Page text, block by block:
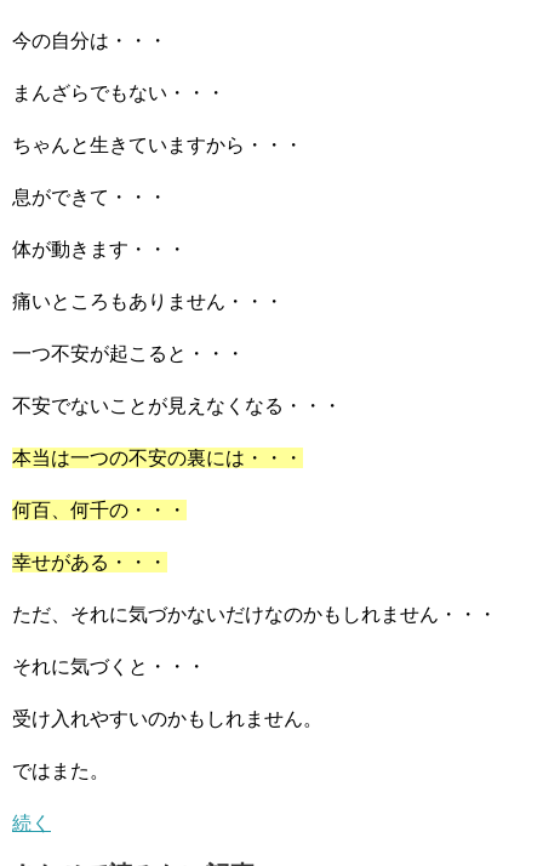
今の自分は・・・
まんざらでもない・・・
ちゃんと生きていますから・・・
息ができて・・・
体が動きます・・・
痛いところもありません・・・
一つ不安が起こると・・・
不安でないことが見えなくなる・・・
本当は一つの不安の裏には・・・
何百、何千の・・・
幸せがある・・・
ただ、それに気づかないだけなのかもしれません・・・
それに気づくと・・・
受け入れやすいのかもしれません。
ではまた。
続く